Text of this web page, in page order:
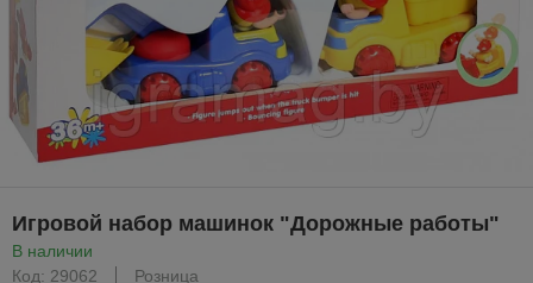
Игровой набор машинок "Дорожные работы"
В наличии
Код: 29062
Розница